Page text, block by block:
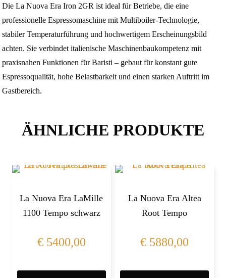
Die La Nuova Era Iron 2GR ist ideal für Betriebe, die eine
professionelle Espressomaschine mit Multiboiler-Technologie,
stabiler Temperaturführung und hochwertigem Erscheinungsbild
achten. Sie verbindet italienische Maschinenbaukompetenz mit
praxisnahen Funktionen für Baristi – gebaut für konstant gute
Espressoqualität, hohe Belastbarkeit und einen starken Auftritt im
Gastbereich.
ÄHNLICHE PRODUKTE
La Nuova Era LaMille
1100 Tempo schwarz
€5400,00
La Nuova Era Altea
Root Tempo
€ 5880,00